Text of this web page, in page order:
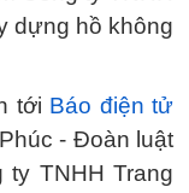
dựng hồ không
tới Báo điện tử
- Đoàn luật
TNHH Trang